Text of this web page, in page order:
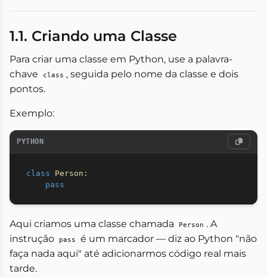
1.1. Criando uma Classe
Para criar uma classe em Python, use a palavra-
chave
class , seguida pelo nome da classe e dois
pontos.
Exemplo:
PYTHON
class Person :
pass
Aqui criamos uma classe chamada Person . A
instrução
pass
é um marcador — diz ao Python "não
faça nada aqui" até adicionarmos código real mais
tarde.